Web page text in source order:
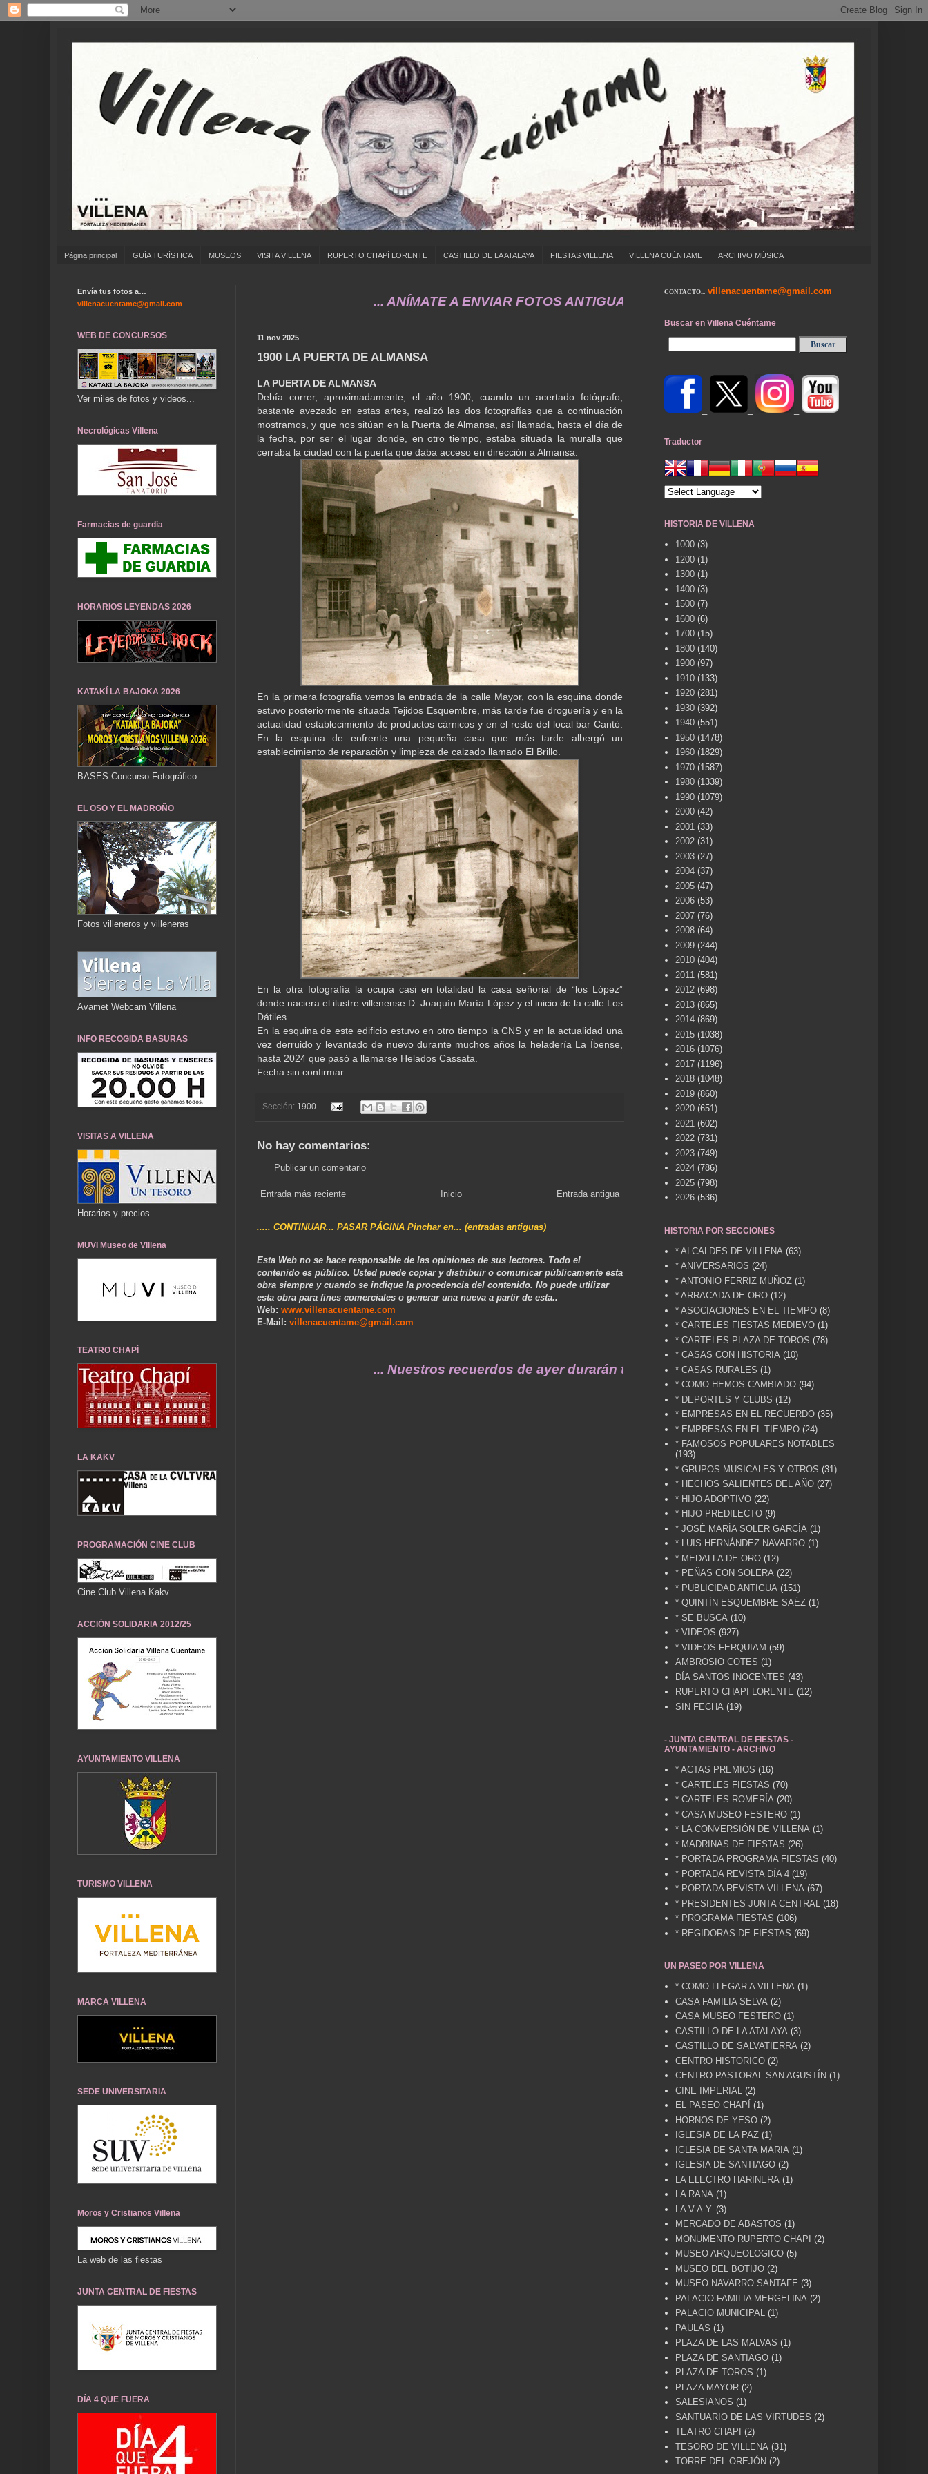
Página principal GUÍA TURÍSTICA MUSEOS VISITA VILLENA RUPERTO CHAPÍ LORENTE CASTILLO DE LA ATALAYA FIESTAS VILLENA VILLENA CUÉNTAME ARCHIVO MÚSICA
... ANÍMATE A ENVIAR FOTOS ANTIGUAS DE ... COLEGIOS ... CUMPLEAÑOS ... CARNAVAL
11 nov 2025
1900 LA PUERTA DE ALMANSA
LA PUERTA DE ALMANSA
Debía correr, aproximadamente, el año 1900, cuando un acertado fotógrafo,
bastante avezado en estas artes, realizó las dos fotografías que a continuación
mostramos, y que nos sitúan en la Puerta de Almansa, así llamada, hasta el día de
la fecha, por ser el lugar donde, en otro tiempo, estaba situada la muralla que
cerraba la ciudad con la puerta que daba acceso en dirección a Almansa.
En la primera fotografía vemos la entrada de la calle Mayor, con la esquina donde
estuvo posteriormente situada Tejidos Esquembre, más tarde fue droguería y en la
actualidad establecimiento de productos cárnicos y en el resto del local bar Cantó.
En la esquina de enfrente una pequeña casa que más tarde albergó un
establecimiento de reparación y limpieza de calzado llamado El Brillo.
En la otra fotografía la ocupa casi en totalidad la casa señorial de “los López”
donde naciera el ilustre villenense D. Joaquín María López y el inicio de la calle Los
Dátiles.
En la esquina de este edificio estuvo en otro tiempo la CNS y en la actualidad una
vez derruido y levantado de nuevo durante muchos años la heladería La Íbense,
hasta 2024 que pasó a llamarse Helados Cassata.
Fecha sin confirmar.
Sección: 1900
No hay comentarios:
Publicar un comentario
Entrada más reciente Entrada antigua
Inicio
..... CONTINUAR... PASAR PÁGINA Pinchar en... (entradas antiguas)
Esta Web no se hace responsable de las opiniones de sus lectores. Todo el
contenido es público. Usted puede copiar y distribuir o comunicar públicamente esta
obra siempre y cuando se indique la procedencia del contenido. No puede utilizar
esta obra para fines comerciales o generar una nueva a partir de esta..
Web: www.villenacuentame.com
E-Mail: villenacuentame@gmail.com
... Nuestros recuerdos de ayer durarán toda una vida .... TÚ HACES VILLENA CUÉNTAME... UN
Envía tus fotos a…
villenacuentame@gmail.com
WEB DE CONCURSOS
Ver miles de fotos y videos...
Necrológicas Villena
Farmacias de guardia
HORARIOS LEYENDAS 2026
KATAKÍ LA BAJOKA 2026
BASES Concurso Fotográfico
EL OSO Y EL MADROÑO
Fotos villeneros y villeneras
Avamet Webcam Villena
INFO RECOGIDA BASURAS
VISITAS A VILLENA
Horarios y precios
MUVI Museo de Villena
TEATRO CHAPÍ
LA KAKV
PROGRAMACIÓN CINE CLUB
Cine Club Villena Kakv
ACCIÓN SOLIDARIA 2012/25
AYUNTAMIENTO VILLENA
TURISMO VILLENA
MARCA VILLENA
SEDE UNIVERSITARIA
Moros y Cristianos Villena
La web de las fiestas
JUNTA CENTRAL DE FIESTAS
DÍA 4 QUE FUERA
CONTACTO... villenacuentame@gmail.com
Buscar en Villena Cuéntame
Traductor
HISTORIA DE VILLENA
1000 (3)
1200 (1)
1300 (1)
1400 (3)
1500 (7)
1600 (6)
1700 (15)
1800 (140)
1900 (97)
1910 (133)
1920 (281)
1930 (392)
1940 (551)
1950 (1478)
1960 (1829)
1970 (1587)
1980 (1339)
1990 (1079)
2000 (42)
2001 (33)
2002 (31)
2003 (27)
2004 (37)
2005 (47)
2006 (53)
2007 (76)
2008 (64)
2009 (244)
2010 (404)
2011 (581)
2012 (698)
2013 (865)
2014 (869)
2015 (1038)
2016 (1076)
2017 (1196)
2018 (1048)
2019 (860)
2020 (651)
2021 (602)
2022 (731)
2023 (749)
2024 (786)
2025 (798)
2026 (536)
HISTORIA POR SECCIONES
* ALCALDES DE VILLENA (63)
* ANIVERSARIOS (24)
* ANTONIO FERRIZ MUÑOZ (1)
* ARRACADA DE ORO (12)
* ASOCIACIONES EN EL TIEMPO (8)
* CARTELES FIESTAS MEDIEVO (1)
* CARTELES PLAZA DE TOROS (78)
* CASAS CON HISTORIA (10)
* CASAS RURALES (1)
* COMO HEMOS CAMBIADO (94)
* DEPORTES Y CLUBS (12)
* EMPRESAS EN EL RECUERDO (35)
* EMPRESAS EN EL TIEMPO (24)
* FAMOSOS POPULARES NOTABLES
(193)
* GRUPOS MUSICALES Y OTROS (31)
* HECHOS SALIENTES DEL AÑO (27)
* HIJO ADOPTIVO (22)
* HIJO PREDILECTO (9)
* JOSÉ MARÍA SOLER GARCÍA (1)
* LUIS HERNÁNDEZ NAVARRO (1)
* MEDALLA DE ORO (12)
* PEÑAS CON SOLERA (22)
* PUBLICIDAD ANTIGUA (151)
* QUINTÍN ESQUEMBRE SAÉZ (1)
* SE BUSCA (10)
* VIDEOS (927)
* VIDEOS FERQUIAM (59)
AMBROSIO COTES (1)
DÍA SANTOS INOCENTES (43)
RUPERTO CHAPI LORENTE (12)
SIN FECHA (19)
- JUNTA CENTRAL DE FIESTAS -
AYUNTAMIENTO - ARCHIVO
* ACTAS PREMIOS (16)
* CARTELES FIESTAS (70)
* CARTELES ROMERÍA (20)
* CASA MUSEO FESTERO (1)
* LA CONVERSIÓN DE VILLENA (1)
* MADRINAS DE FIESTAS (26)
* PORTADA PROGRAMA FIESTAS (40)
* PORTADA REVISTA DÍA 4 (19)
* PORTADA REVISTA VILLENA (67)
* PRESIDENTES JUNTA CENTRAL
(18)
* PROGRAMA FIESTAS (106)
* REGIDORAS DE FIESTAS (69)
UN PASEO POR VILLENA
* COMO LLEGAR A VILLENA (1)
CASA FAMILIA SELVA (2)
CASA MUSEO FESTERO (1)
CASTILLO DE LA ATALAYA (3)
CASTILLO DE SALVATIERRA (2)
CENTRO HISTORICO (2)
CENTRO PASTORAL SAN AGUSTÍN (1)
CINE IMPERIAL
(2)
EL PASEO CHAPÍ
(1)
HORNOS DE YESO (2)
IGLESIA DE LA PAZ (1)
IGLESIA DE SANTA MARIA (1)
IGLESIA DE SANTIAGO (2)
LA ELECTRO HARINERA (1)
LA RANA (1)
LA V.A.Y. (3)
MERCADO DE ABASTOS (1)
MONUMENTO RUPERTO CHAPI
(2)
MUSEO ARQUEOLOGICO (5)
MUSEO DEL BOTIJO (2)
MUSEO NAVARRO SANTAFE (3)
PALACIO FAMILIA MERGELINA (2)
PALACIO MUNICIPAL (1)
PAULAS (1)
PLAZA DE LAS MALVAS (1)
PLAZA DE SANTIAGO (1)
PLAZA DE TOROS (1)
PLAZA MAYOR (2)
SALESIANOS (1)
SANTUARIO DE LAS VIRTUDES (2)
TEATRO CHAPI
(2)
TESORO DE VILLENA (31)
TORRE DEL OREJÓN (2)